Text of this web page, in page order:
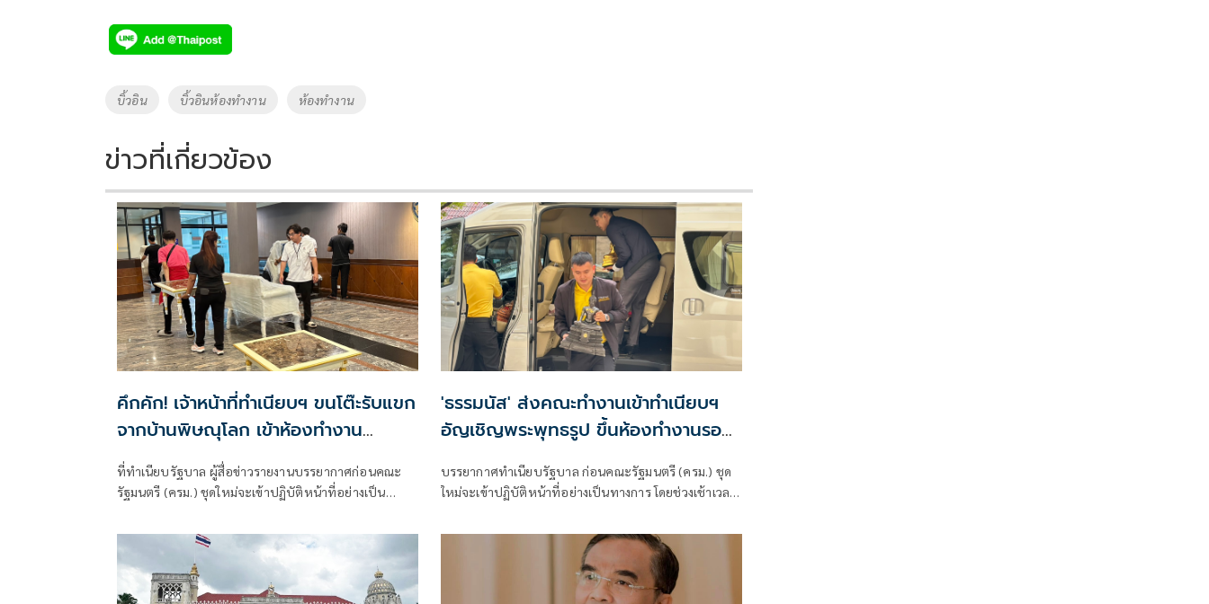
e
b
o
k
tt
er
p
y
Li
k
Tags
บิ้วอิน บิ้วอินห้องทำงาน ห้องทำงาน
ข่าวที่เกี่ยวข้อง
คึกคัก! เจ้าหน้าที่ทำเนียบฯ ขนโต๊ะรับแขก
จากบ้านพิษณุโลก เข้าห้องทำงาน
'โสภณ ซารัมย์'
ที่ทำเนียบรัฐบาล ผู้สื่อข่าวรายงานบรรยากาศก่อนคณะ
รัฐมนตรี (ครม.) ชุดใหม่จะเข้าปฏิบัติหน้าที่อย่างเป็น
'ธรรมนัส' ส่งคณะทำงานเข้าทำเนียบฯ
อัญเชิญพระพุทธรูป ขึ้นห้องทำงานรอง
บรรยากาศทำเนียบรัฐบาล ก่อนคณะรัฐมนตรี (ครม.) ชุด
ใหม่จะเข้าปฏิบัติหน้าที่อย่างเป็นทางการ โดยช่วงเช้าเวลา